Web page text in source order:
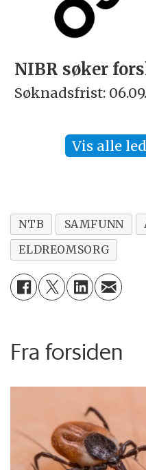
NIBR søker
Søknadsfrist:
Vis alle
NTB SAMFUNN
ELDREOMSORG
Fra forsiden